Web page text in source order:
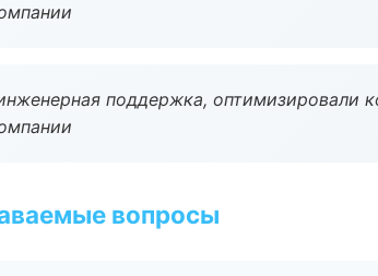
поддержка, оптимизировали
вопросы